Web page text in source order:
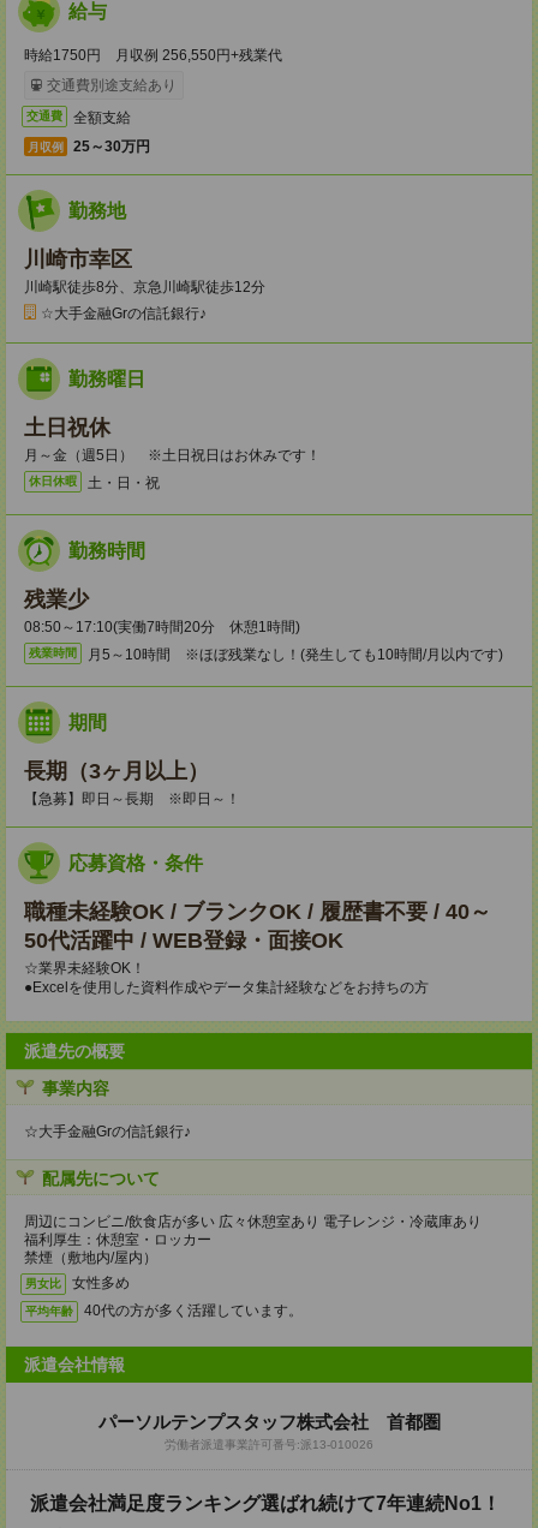
給与
時給1750円 月収例 256,550円+残業代
交通費別途支給あり
交通費 全額支給
月収例 25～30万円
勤務地
川崎市幸区
川崎駅徒歩8分、京急川崎駅徒歩12分
☆大手金融Grの信託銀行♪
勤務曜日
土日祝休
月～金（週5日） ※土日祝日はお休みです！
休日休暇 土・日・祝
勤務時間
残業少
08:50～17:10(実働7時間20分 休憩1時間)
残業時間 月5～10時間 ※ほぼ残業なし！(発生しても10時間/月以内です)
期間
長期（3ヶ月以上）
【急募】即日～長期 ※即日～！
応募資格・条件
職種未経験OK / ブランクOK / 履歴書不要 / 40～
50代活躍中 / WEB登録・面接OK
☆業界未経験OK！
●Excelを使用した資料作成やデータ集計経験などをお持ちの方
派遣先の概要
事業内容
☆大手金融Grの信託銀行♪
配属先について
周辺にコンビニ/飲食店が多い 広々休憩室あり 電子レンジ・冷蔵庫あり
福利厚生：休憩室・ロッカー
禁煙（敷地内/屋内）
男女比 女性多め
平均年齢 40代の方が多く活躍しています。
派遣会社情報
パーソルテンプスタッフ株式会社 首都圏
労働者派遣事業許可番号:派13-010026
派遣会社満足度ランキング選ばれ続けて7年連続No1！